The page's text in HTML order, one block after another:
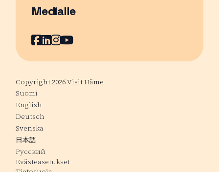
Medialle
Facebook
Sivu avautuu uudessa ikkunassa
LinkedIn
Sivu avautuu uudessa ikkunassa
Instagram
Sivu avautuu uudessa
YouTube
Sivu avautuu uudessa
Copyright 2026 Visit Häme
Suomi
English
Deutsch
Svenska
日本語
Русский
Evästeasetukset